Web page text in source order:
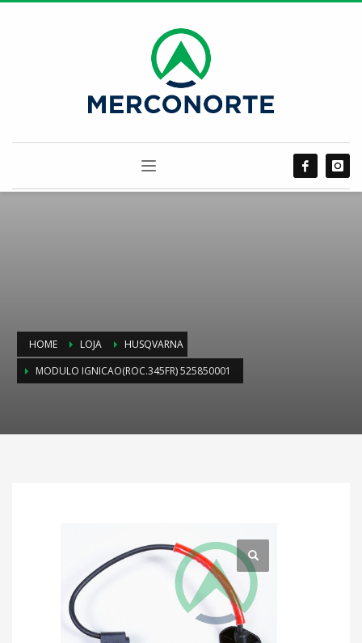
HOME LOJA
HUSQVARNA
MODULO IGNICAO(ROC.345FR) 525850001